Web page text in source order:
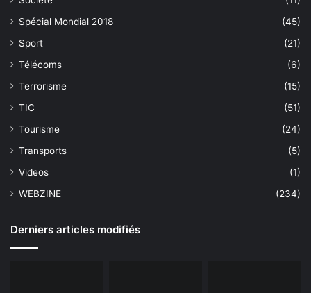
Spécial Mondial 2018
(45)
Sport
(21)
Télécoms
(6)
Terrorisme
(15)
TIC
(51)
Tourisme
(24)
Transports
(5)
Videos
(1)
WEBZINE
(234)
Derniers articles modifiés